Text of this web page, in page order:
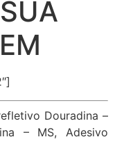
Douradina –
– MS, Adesivo